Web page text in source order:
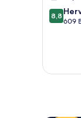
8.8
von
8,8
609